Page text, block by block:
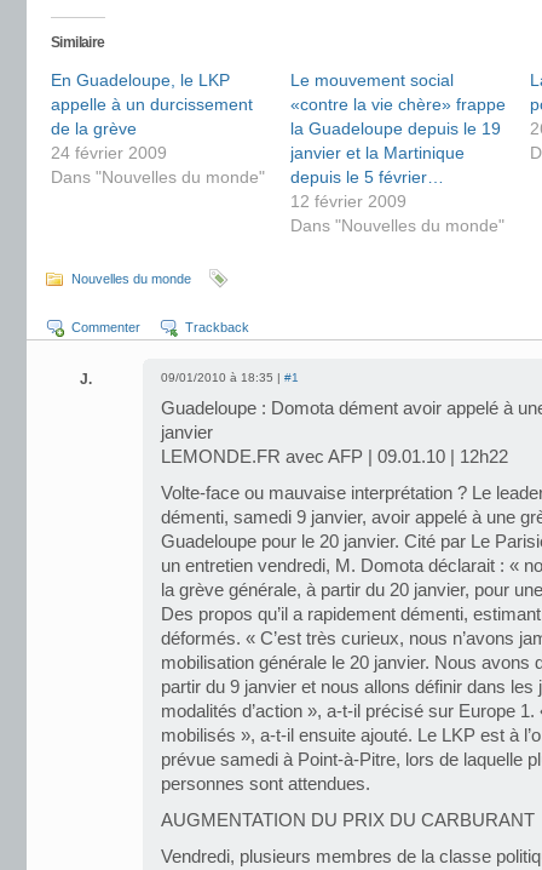
Similaire
En Guadeloupe, le LKP
appelle à un durcissement
de la grève
24 février 2009
Dans "Nouvelles du monde"
Le mouvement social
«contre la vie chère» frappe
la Guadeloupe depuis le 19
janvier et la Martinique
depuis le 5 février…
12 février 2009
Dans "Nouvelles du monde"
Nouvelles du monde
Commenter Trackback
J. 09/01/2010 à 18:35 | #1
Guadeloupe : Domota dément avoir appelé à
janvier
LEMONDE.FR avec AFP | 09.01.10 | 12h22
Volte-face ou mauvaise interprétation ? Le
démenti, samedi 9 janvier, avoir appelé à une
Guadeloupe pour le 20 janvier. Cité par Le
un entretien vendredi, M. Domota déclarait : «
la grève générale, à partir du 20 janvier, pour
Des propos qu’il a rapidement démenti,
déformés. « C’est très curieux, nous n’avons
mobilisation générale le 20 janvier. Nous avons
partir du 9 janvier et nous allons définir dans les
modalités d’action », a-t-il précisé sur Europe
mobilisés », a-t-il ensuite ajouté. Le LKP est à
prévue samedi à Point-à-Pitre, lors de laquelle
personnes sont attendues.
AUGMENTATION DU PRIX DU CARBURANT
Vendredi, plusieurs membres de la classe